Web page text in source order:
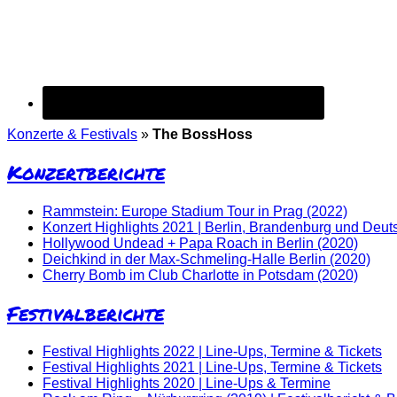
Konzerte & Festivals » The BossHoss
Konzertberichte
Rammstein: Europe Stadium Tour in Prag (2022)
Konzert Highlights 2021 | Berlin, Brandenburg und
Hollywood Undead + Papa Roach in Berlin (2020)
Deichkind in der Max-Schmeling-Halle Berlin (2020)
Cherry Bomb im Club Charlotte in Potsdam (2020)
Festivalberichte
Festival Highlights 2022 | Line-Ups, Termine & Tickets
Festival Highlights 2021 | Line-Ups, Termine & Tickets
Festival Highlights 2020 | Line-Ups & Termine